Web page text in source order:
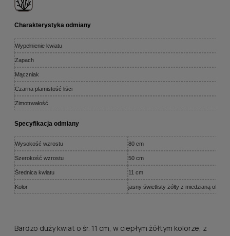
Charakterystyka odmiany
Wypełnienie kwiatu
Zapach
Mączniak
Czarna plamistość liści
Zimotrwałość
Specyfikacja odmiany
Wysokość wzrostu 80 cm
Szerokość wzrostu 50 cm
Średnica kwiatu 11 cm
Kolor jasny świetlisty żółty z miedzianą
Bardzo duży kwiat o śr. 11 cm, w ciepłym żółtym kolorze, z